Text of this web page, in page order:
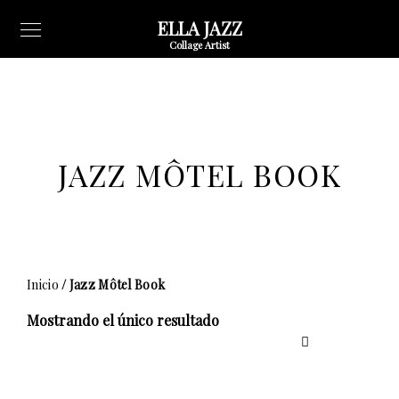
ELLA JAZZ
Collage Artist
JAZZ MÔTEL BOOK
Inicio / Jazz Môtel Book
Mostrando el único resultado